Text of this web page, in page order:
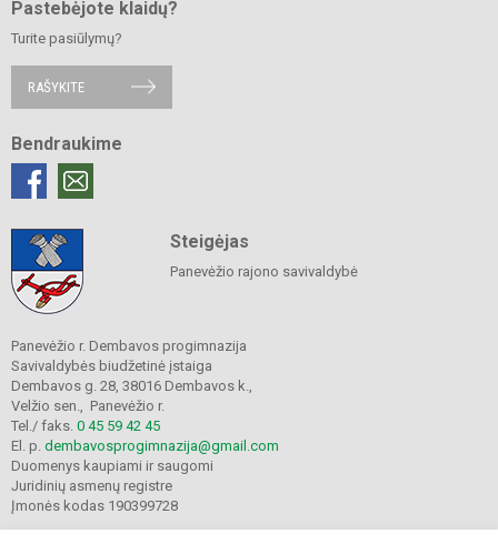
Pastebėjote klaidų?
Turite pasiūlymų?
RAŠYKITE
Bendraukime
Steigėjas
Panevėžio rajono savivaldybė
Panevėžio r. Dembavos progimnazija
Savivaldybės biudžetinė įstaiga
Dembavos g. 28, 38016 Dembavos k.,
Velžio sen., Panevėžio r.
Tel./ faks. 0 45 59 42 45
El. p. dembavosprogimnazija@gmail.com
Duomenys kaupiami ir saugomi
Juridinių asmenų registre
Įmonės kodas 190399728